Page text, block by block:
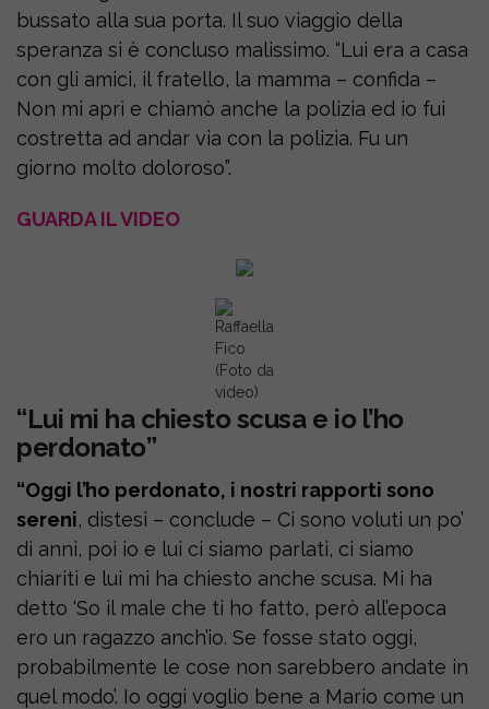
bussato alla sua porta. Il suo viaggio della
speranza si è concluso malissimo. “Lui era a casa
con gli amici, il fratello, la mamma – confida –
Non mi aprì e chiamò anche la polizia ed io fui
costretta ad andar via con la polizia. Fu un
giorno molto doloroso”.
GUARDA IL VIDEO
Raffaella
Fico
(Foto da
video)
“Lui mi ha chiesto scusa e io l’ho
perdonato”
“Oggi l’ho perdonato, i nostri rapporti sono
sereni, distesi – conclude – Ci sono voluti un po’
di anni, poi io e lui ci siamo parlati, ci siamo
chiariti e lui mi ha chiesto anche scusa. Mi ha
detto ‘So il male che ti ho fatto, però all’epoca
ero un ragazzo anch’io. Se fosse stato oggi,
probabilmente le cose non sarebbero andate in
quel modo’. Io oggi voglio bene a Mario come un